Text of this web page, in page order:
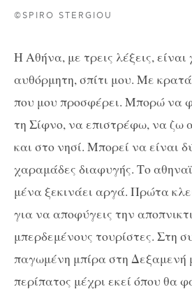
©SPIRO STERGIOU
Η Αθήνα, με τρεις λέξεις, είναι
αυθόρμητη, σπίτι μου. Με
που μου προσφέρει. Μπορώ να
τη Σίφνο, να επιστρέφω, να ζω
και στο νησί. Μπορεί να είναι
χαραμάδες διαφυγής. Το
μένα ξεκινάει αργά. Πρώτα
για να αποφύγεις την
μπερδεμένους τουρίστες. Στη
παγωμένη μπίρα στη Δεξαμενή
περίπατος μέχρι εκεί όπου θα